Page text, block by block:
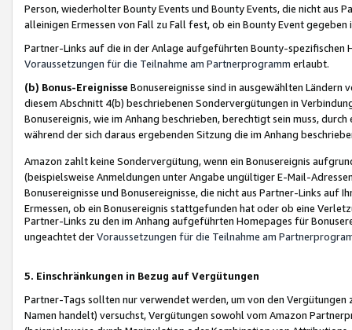
Person, wiederholter Bounty Events und Bounty Events, die nicht
alleinigen Ermessen von Fall zu Fall fest, ob ein Bounty Event
Partner-Links auf die in der Anlage aufgeführten Bounty-spezifischen
Voraussetzungen für die Teilnahme am Partnerprogramm erlaubt.
(b) Bonus-Ereignisse Bonusereignisse sind in ausgewählten Ländern
diesem Abschnitt 4(b) beschriebenen Sondervergütungen in
Bonusereignis, wie im Anhang beschrieben, berechtigt sein muss,
während der sich daraus ergebenden Sitzung die im Anhang
Amazon zahlt keine Sondervergütung, wenn ein Bonusereignis
(beispielsweise Anmeldungen unter Angabe ungültiger E-Mail-
Bonusereignisse und Bonusereignisse, die nicht aus Partner-Links auf
Ermessen, ob ein Bonusereignis stattgefunden hat oder ob eine
Partner-Links zu den im Anhang aufgeführten Homepages für
ungeachtet derVoraussetzungen für die Teilnahme am
5. Einschränkungen in Bezug auf Vergütungen
Partner-Tags sollten nur verwendet werden, um von den
Namen handelt) versuchst, Vergütungen sowohl vom Amazon